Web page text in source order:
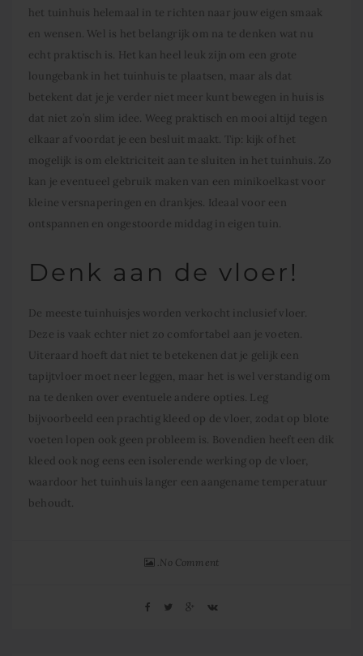
het tuinhuis helemaal in te richten naar jouw eigen smaak
en wensen. Wel is het belangrijk om na te denken wat nu
echt praktisch is. Het kan heel leuk zijn om een grote
loungebank in het tuinhuis te plaatsen, maar als dat
betekent dat je je verder niet meer kunt bewegen in huis is
dat niet zo’n slim idee. Weeg praktisch en mooi altijd tegen
elkaar af voordat je een besluit maakt. Tip: kijk of het
mogelijk is om elektriciteit aan te sluiten in het tuinhuis. Zo
kan je eventueel gebruik maken van een minikoelkast voor
kleine versnaperingen en drankjes. Ideaal voor een
ontspannen en ongestoorde middag in eigen tuin.
Denk aan de vloer!
De meeste tuinhuisjes worden verkocht inclusief vloer.
Deze is vaak echter niet zo comfortabel aan je voeten.
Uiteraard hoeft dat niet te betekenen dat je gelijk een
tapijtvloer moet neer leggen, maar het is wel verstandig om
na te denken over eventuele andere opties. Leg
bijvoorbeeld een prachtig kleed op de vloer, zodat op blote
voeten lopen ook geen probleem is. Bovendien heeft een dik
kleed ook nog eens een isolerende werking op de vloer,
waardoor het tuinhuis langer een aangename temperatuur
behoudt.
No Comment